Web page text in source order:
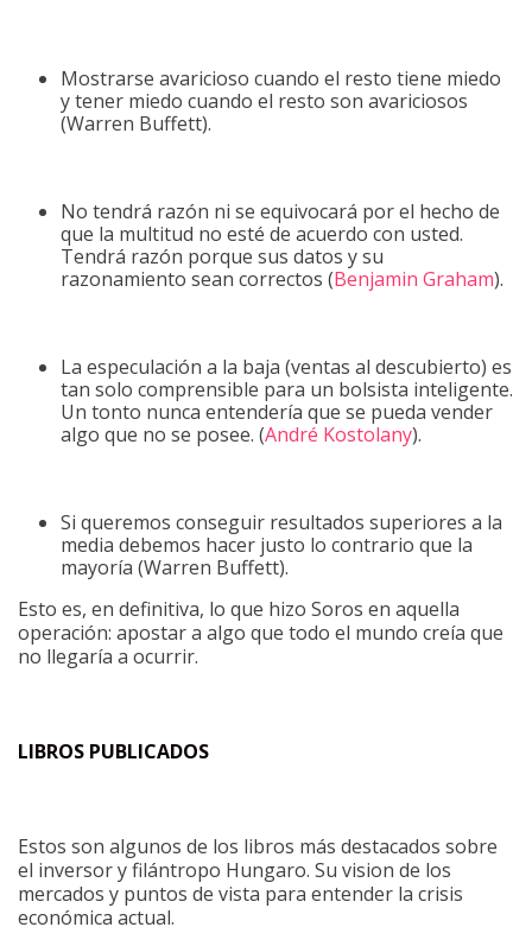
Mostrarse avaricioso cuando el resto tiene miedo
y tener miedo cuando el resto son avariciosos
(Warren Buffett).
No tendrá razón ni se equivocará por el hecho de
que la multitud no esté de acuerdo con usted.
Tendrá razón porque sus datos y su
razonamiento sean correctos (Benjamin Graham).
La especulación a la baja (ventas al descubierto) es
tan solo comprensible para un bolsista inteligente.
Un tonto nunca entendería que se pueda vender
algo que no se posee. (André Kostolany).
Si queremos conseguir resultados superiores a la
media debemos hacer justo lo contrario que la
mayoría (Warren Buffett).
Esto es, en definitiva, lo que hizo Soros en aquella
operación: apostar a algo que todo el mundo creía que
no llegaría a ocurrir.
LIBROS PUBLICADOS
Estos son algunos de los libros más destacados sobre
el inversor y filántropo Hungaro. Su vision de los
mercados y puntos de vista para entender la crisis
económica actual.